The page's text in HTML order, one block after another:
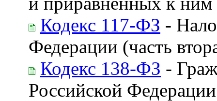
Кодекс 117-ФЗ -
Федерации (часть
Кодекс 138-ФЗ -
Российской Федерации